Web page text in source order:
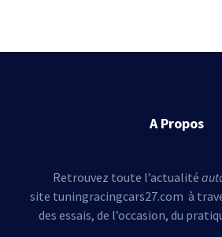
A Propos
Retrouvez toute l’actualité
site tuningracingcars27.com à
des essais, de l’occasion, du